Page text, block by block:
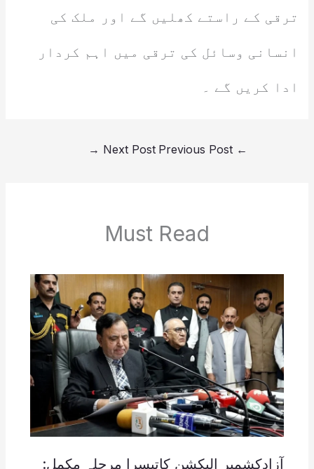
ترقی کے راستے کھلیں گے اور ملک کی
انسانی وسائل کی ترقی میں اہم کردار
ادا کریں گے ۔
←
Next Post
→
Must Read
آزادکشمیر الیکشن کاتیسرا مرحلہ مکمل: